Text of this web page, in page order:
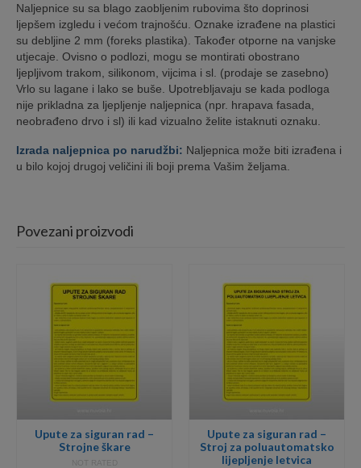
Naljepnice su sa blago zaobljenim rubovima što doprinosi
ljepšem izgledu i većom trajnošću. Oznake izrađene na plastici
su debljine 2 mm (foreks plastika). Također otporne na vanjske
utjecaje. Ovisno o podlozi, mogu se montirati obostrano
ljepljivom trakom, silikonom, vijcima i sl. (prodaje se zasebno)
Vrlo su lagane i lako se buše. Upotrebljavaju se kada podloga
nije prikladna za ljepljenje naljepnica (npr. hrapava fasada,
neobrađeno drvo i sl) ili kad vizualno želite istaknuti oznaku.
Izrada naljepnica po narudžbi: Naljepnica može biti izrađena i
u bilo kojoj drugoj veličini ili boji prema Vašim željama.
Povezani proizvodi
Upute za siguran rad –
Strojne škare
NOT RATED
Upute za siguran rad –
Stroj za poluautomatsko
lijepljenje letvica